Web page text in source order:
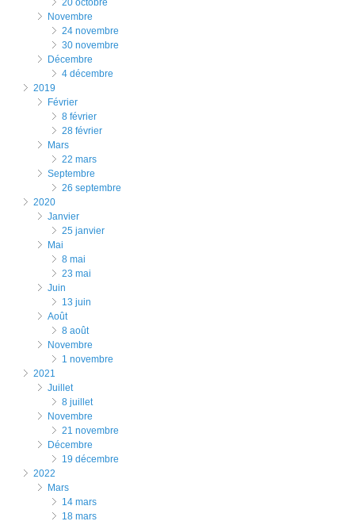
20 octobre
novembre
24 novembre
30 novembre
décembre
4 décembre
2019
février
8 février
28 février
mars
22 mars
septembre
26 septembre
2020
janvier
25 janvier
mai
8 mai
23 mai
juin
13 juin
août
8 août
novembre
1 novembre
2021
juillet
8 juillet
novembre
21 novembre
décembre
19 décembre
2022
mars
14 mars
18 mars